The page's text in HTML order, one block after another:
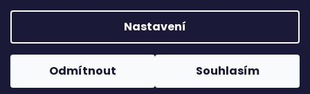
Nastavení
Odmítnout Souhlasím
Vytvořil Shoptet
Copyright 2026HORIZONT . Všechna práva vyhrazena.